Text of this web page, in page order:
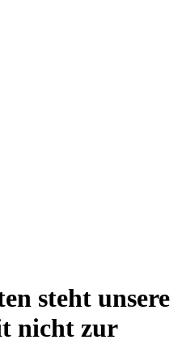
steht unsere
nicht zur